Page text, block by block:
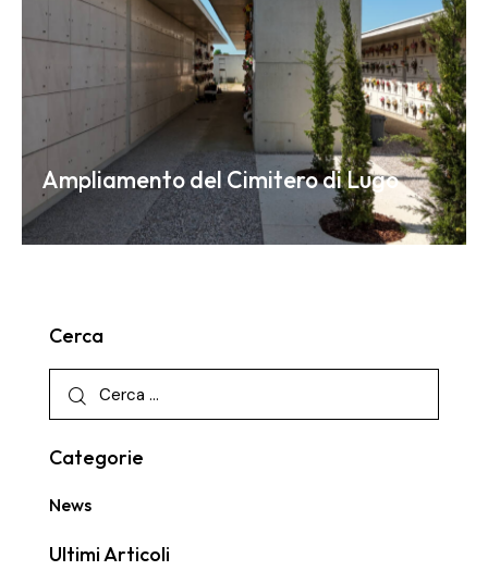
Ampliamento del Cimitero di Lugo
Cerca
Categorie
News
Ultimi Articoli